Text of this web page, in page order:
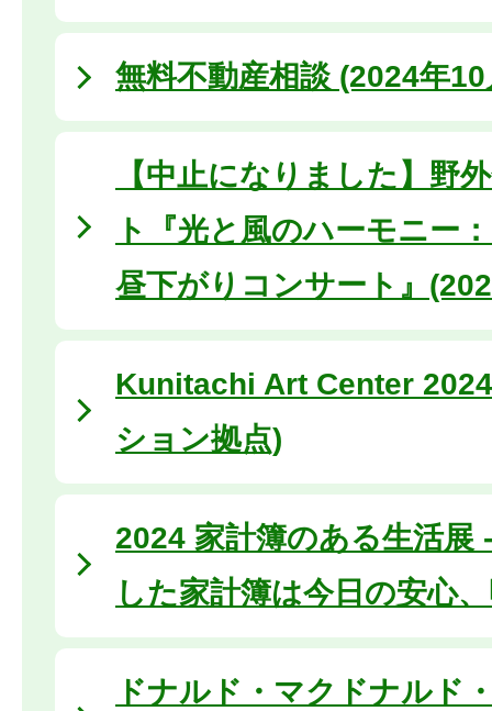
無料不動産相談 (2024年10
【中止になりました】野
ト『光と風のハーモニー
昼下がりコンサート』
Kunitachi Art Center
ション拠点)
2024 家計簿のある生活展
した家計簿は今日の安心
ドナルド・マクドナルド